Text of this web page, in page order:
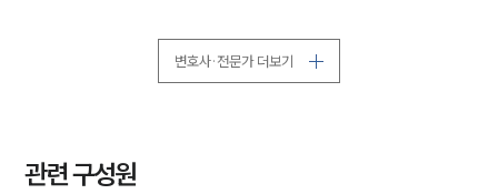
AI대륜
험전문
변호사·전문가 더보기
관련 구성원